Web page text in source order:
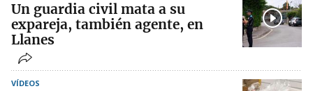
Un guardia civil mata a su
expareja, también agente, en
Llanes
VÍDEOS